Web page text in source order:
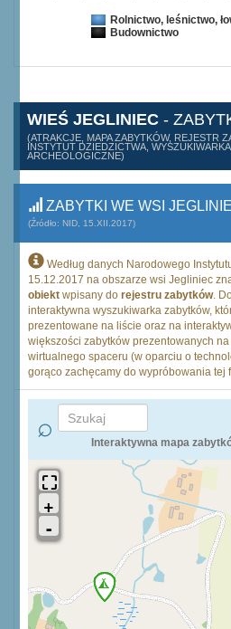
Rolnictwo, leśnictwo,
Budownictwo
WIEŚ JEGLINIEC -
(ATRAKCJE, MAPA ZABYTKÓW, REJESTR
INSTYTUT DZIEDZICTWA,
ARCHEOLOGICZNE)
ZABYTKI WE WSI
(Źródło: NID, 15.XII.2017)
Według danych Narodowego
15.12.2017 na obszarze wsi Jegliniec
obiekt wpisany do rejestru zabytków.
interaktywna wyszukiwarka zabytków,
prezentowane na liście oraz na
większości zabytków prezentowanych
wirtualnego spaceru (w oparciu o
gorąco zachęcamy do wypróbowania tej
Interaktywna mapa